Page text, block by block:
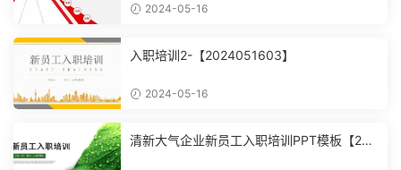
2024-05-16
入职培训2-【2024051603】
2024-05-16
清新大气企业新员工入职培训PPT模板【202